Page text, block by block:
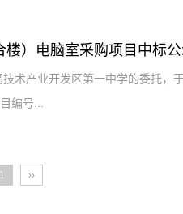
）电脑室采购项目中标
术产业开发区第一中学的委托，
编号...
1 ››